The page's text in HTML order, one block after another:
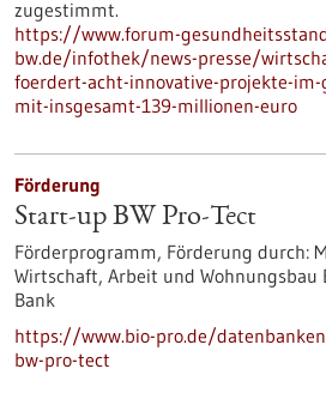
zugestimmt.
https://www.forum-
bw.de/infothek/news-presse/
foerdert-acht-innovative-projekte-
mit-insgesamt-139-millionen-euro
Förderung
Start-up BW Pro-Tect
Förderprogramm, Förderung durch:
Wirtschaft, Arbeit und Wohnungsbau
Bank
https://www.bio-pro.de/
bw-pro-tect